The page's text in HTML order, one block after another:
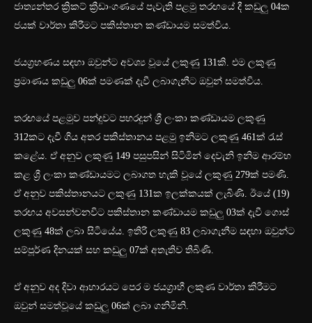
ජාත්‍යන්තර ක්‍රිකට් ක්‍රීඩාංගණයේ පැවැති පළමු තරඟයේ දී කඩුලු 04ක
ජයක් වාර්තා කිරීමට පකිස්තාන කණ්ඩායම සමත්විය.
ජයග්‍රහණය සඳහා ඔවුන්ට අවශ්‍ය වූයේ ලකුණු 131කි. එම ලකුණු
ප්‍රමාණය කඩුලු 06ක් පමණක් දැවී ලබාගැනීට ඔවුන් සමත්විය.
තරඟයේ පළමුව පන්දුවට පහරදුන් ශ්‍රී ලංකා කණ්ඩායම ලකුණු
312කට දැවී ගිය අතර පකිස්තානය පළමු ඉනිමට ලකුණු 461ක් රැස්
කළේය. ඒ අනුව ලකුණු 149 පසුපසින් සිටිමින් දෙවැනි ඉනිම ආරම්භ
කළ ශ්‍රී ලංකා කණ්ඩායමට ලබාගත හැකි වූයේ ලකුණු 279ක් පමණි.
ඒ අනුව පකිස්තානයට ලකුණු 131ක ඉලක්කයක් ලැබිණි. ඊයේ (19)
තරඟය අවසන්වනවිට පකිස්තාන කණ්ඩායම කඩුලු 03ක් දැවී ගොස්
ලකුණු 48ක් ලබා සිටියේය. ඉතිරි ලකුණු 83 ලබාගැනීම සඳහා ඔවුන්ට
සම්පූර්ණ දිනයක් සහ කඩුලු 07ක් අතැතිව තිබිණි.
ඒ අනුව අද දිවා ආහාරයට පෙර ම ජයග්‍රාහී ලකුණ වාර්තා කිරීමට
ඔවුන් සමත්වූයේ කඩුලු 06ක් ලබා ගනිමිනි.